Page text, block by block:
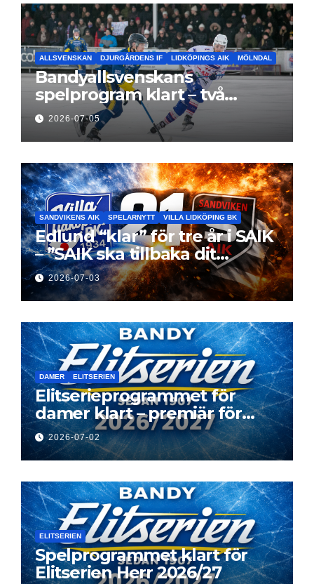
ALLSVENSKAN DJURGÅRDENS IF LIDKÖPINGS AIK MÖLNDAL
Bandyallsvenskans
spelprogram klart – två
föreningar jagar sin
elitseriesäsong
2026-07-05
SANDVIKENS AIK SPELARNYTT VILLA LIDKÖPING BK
Edlund “klar” för tre år i SAIK
– ”SAIK ska tillbaka dit
klubben hör hemma”
2026-07-03
DAMER ELITSERIEN
Elitserieprogrammet för
damer klart – premiär för
Next Level
2026-07-02
ELITSERIEN
Spelprogrammet klart för
Elitserien Herr 2026/27